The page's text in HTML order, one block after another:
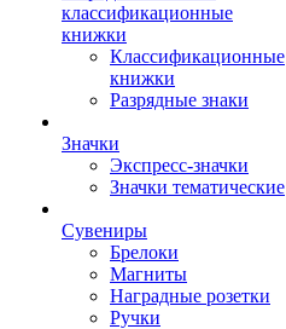
классификационные
книжки
Классификационные
книжки
Разрядные знаки
Значки
Экспресс-значки
Значки тематические
Сувениры
Брелоки
Магниты
Наградные розетки
Ручки